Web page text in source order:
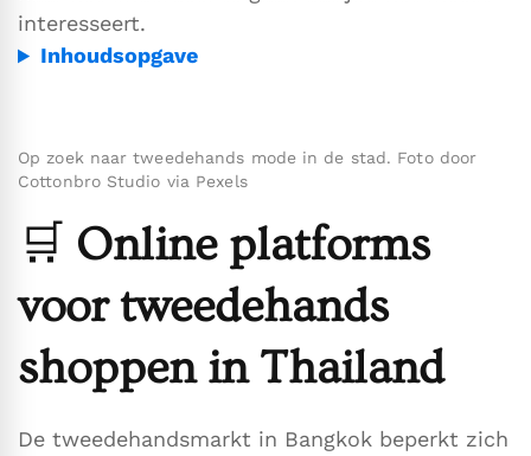
interesseert.
Inhoudsopgave
Op zoek naar tweedehands mode in de stad. Foto door
Cottonbro Studio via Pexels
🛒 Online platforms
voor tweedehands
shoppen in Thailand
De tweedehandsmarkt in Bangkok beperkt zich